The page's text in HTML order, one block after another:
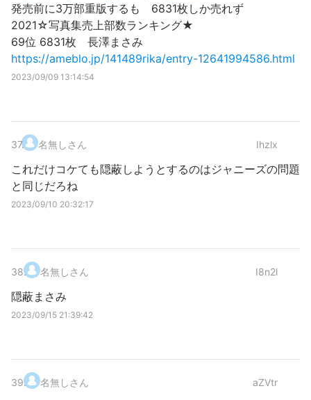
発売前に3万部重版するも 6831枚しか売れず
2021☆写真集売上部数ランキング★
69位 6831枚 長澤まさみ
https://ameblo.jp/141489rika/entry-12641994586.html
2023/09/09 13:14:54
37. 名無しさん Ihzlx
これだけコケても隠蔽しようとするのはジャニーズの問題
と同じだろね
2023/09/10 20:32:17
38. 名無しさん I8n2l
隠蔽まさみ
2023/09/15 21:39:42
39. 名無しさん aZVtr